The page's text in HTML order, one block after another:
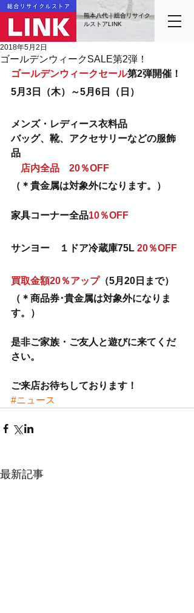
熊本八代｜総合リサイク
ルストアLINK
ゴールデンウィークSALE第2弾！
2018年5月2日
ゴールデンウィークセール第2弾開催！
5月3日（木）～5月6日（日）
メンズ・レディース衣料品
バッグ、靴、アクセサリーなどの服飾
品
店内全品　20％OFF
（＊貴金属は対象外になります。）
家具コーナー全品10％OFF
サンヨー　１ドア冷蔵庫75L 20％OFF
買取金額20％アップ（5月20日まで）
（＊商品券･貴金属は対象外になりま
す。）
是非ご家族・ご友人と遊びに来てくだ
さい。
ご来店お待ちしております！
#ニュース
最新記事